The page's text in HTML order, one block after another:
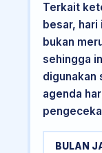
Terkait
besar,
bukan
sehingga
digunakan
agenda
BULAN